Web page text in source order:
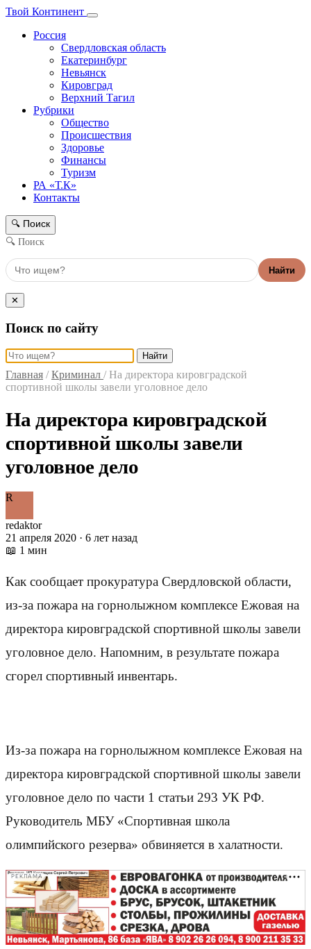
Твой Континент
Россия
Свердловская область
Екатеринбург
Невьянск
Кировград
Верхний Тагил
Рубрики
Общество
Происшествия
Здоровье
Финансы
Туризм
РА «Т.К»
Контакты
🔍 Поиск
🔍 Поиск
Найти
✕
Поиск по сайту
Найти
Главная / Криминал / На директора кировградской
спортивной школы завели уголовное дело
На директора кировградской
спортивной школы завели
уголовное дело
R
redaktor
21 апреля 2020 · 6 лет назад
📖 1 мин
Как сообщает прокуратура Свердловской области,
из-за пожара на горнолыжном комплексе Ежовая на
директора кировградской спортивной школы завели
уголовное дело. Напомним, в результате пожара
сгорел спортивный инвентарь.
Из-за пожара на горнолыжном комплексе Ежовая на
директора кировградской спортивной школы завели
уголовное дело по части 1 статьи 293 УК РФ.
Руководитель МБУ «Спортивная школа
олимпийского резерва» обвиняется в халатности.
РЕКЛАМА